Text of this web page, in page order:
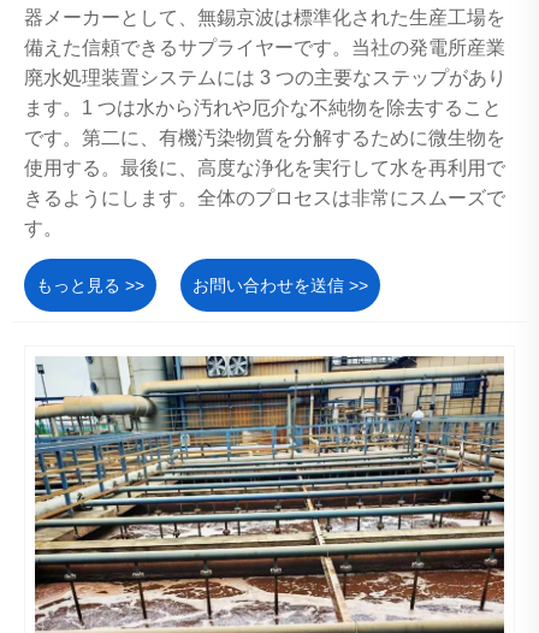
器メーカーとして、無錫京波は標準化された生産工場を
備えた信頼できるサプライヤーです。当社の発電所産業
廃水処理装置システムには 3 つの主要なステップがあり
ます。1 つは水から汚れや厄介な不純物を除去すること
です。第二に、有機汚染物質を分解するために微生物を
使用する。最後に、高度な浄化を実行して水を再利用で
きるようにします。全体のプロセスは非常にスムーズで
す。
もっと見る >> お問い合わせを送信 >>